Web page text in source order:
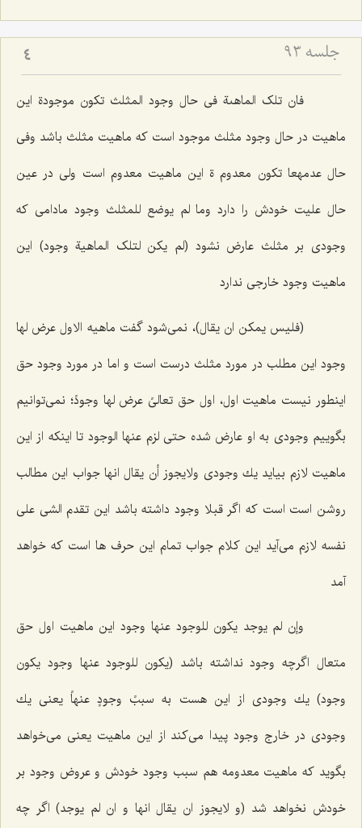
جلسه ۹۳ 4
فان تلک الماهىةفى حال وجود المثلث تكون موجودة این
ماهیت در حال وجود مثلث موجود است كه ماهیت مثلث باشد وفى
حال عدمهعا تکون معدوم ة این ماهیت معدوم است ولى در عین
حال علیت خودش را داردوما لم یوضع للمثلث وجود مادامى كه
وجودى بر مثلث عارض نشود (لم یکن لتلک الماهیة وجود) این
ماهیت وجود خارجى ندارد
(فلیس یمکن ان یقال)، نمى‌شود گفت ماهیه الاول عرض لها
وجود این مطلب در مورد مثلث درست است و اما در مورد وجود حق
اینطور نیست ماهیت اول، اول حق تعالىً عرض لها وجودً؛ نمى‌توانیم
بگوییم وجودى به او عارض شده حتى لزم عنها الوجود تا اینكه از این
ماهیت لازم بیاید یك وجودى ولایجوز أن یقال انهاجواب این مطالب
روشن است است كه اگر قبلا وجود داشته باشد این تقدم الشى على
نفسه لازم مى‌آید این كلام جواب تمام این حرف ها است كه خواهد
آمد
وإن لم یوجد یکون للوجود عنها وجوداین ماهیت اول حق
متعال اگرچه وجود نداشته باشد (یکون للوجود عنها وجود یکون
وجود) یك وجودى از این هست به سببً وجودٍ عنهاً یعنى یك
وجودى در خارج وجود پیدا مى‌كند از این ماهیت یعنى مى‌خواهد
بگوید كه ماهیت معدومه هم سبب وجود خودش و عروض وجود بر
خودش نخواهد شد (و لایجوز ان یقال انها و ان لم یوجد)اگر چه